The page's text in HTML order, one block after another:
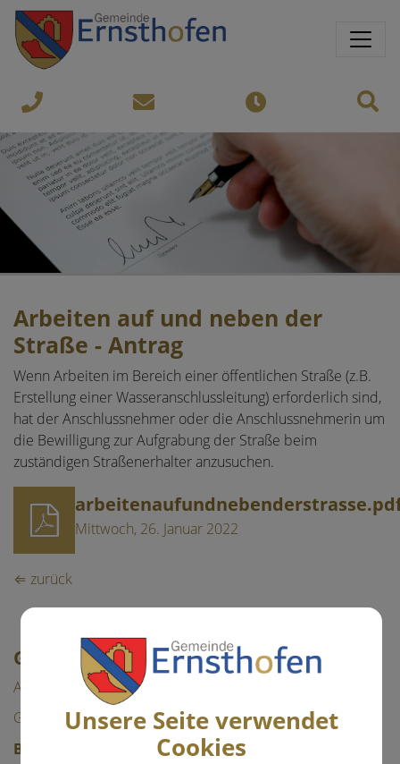
Sprungmarken
Springe direkt zu:
07435-
8450
Öffnungszeiten
GEMEINDE & BÜRGERSERVICE
Aktuelles
Gemeinde
Bürgerservice
Arbeiten auf und neben der
Straße - Antrag
Wenn Arbeiten im Bereich einer öffentlichen Straße (z.B.
Erstellung einer Wasseranschlussleitung) erforderlich sind,
hat der Anschlussnehmer oder die Anschlussnehmerin um
die Bewilligung zur Aufgrabung der Straße beim
zuständigen Straßenerhalter anzusuchen.
Mittwoch, 26. Januar 2022
⇐ zurück
Unsere Seite verwendet
Cookies